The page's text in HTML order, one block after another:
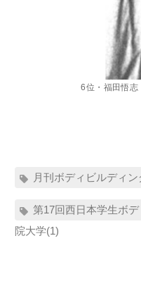
6位・福田悟志
月刊ボディビルディン
第17回西日本学生ボ
院大学(1)